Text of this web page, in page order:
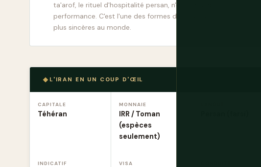
ta'arof, le rituel d'hospitalité persan, n'est pas une
performance. C'est l'une des formes d'accueil les
plus sincères au monde.
L'IRAN EN UN COUP D'ŒIL
CAPITALE
Téhéran
MONNAIE
IRR / Toman
(espèces
seulement)
INDICATIF
VISA